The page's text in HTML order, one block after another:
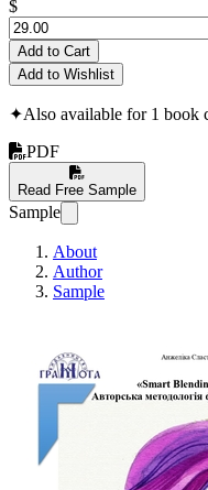
$
Add to Cart
Add to Wishlist
✦Also available for 1 book
PDF
Read Free Sample
Sample
About
Author
Sample